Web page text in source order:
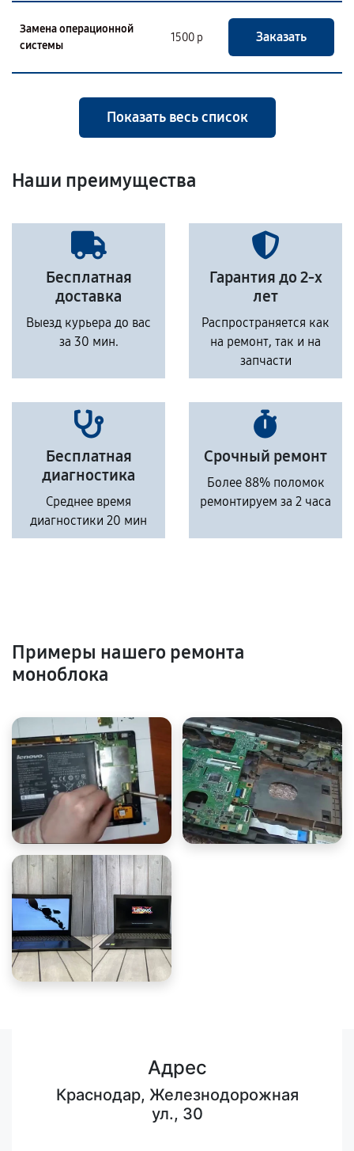
Замена операционной
системы
1500 р Заказать
Показать весь список
Наши преимущества
Бесплатная
доставка
Выезд курьера до вас
за 30 мин.
Гарантия до 2-х
лет
Распространяется как
на ремонт, так и на
запчасти
Бесплатная
диагностика
Среднее время
диагностики 20 мин
Срочный ремонт
Более 88% поломок
ремонтируем за 2 часа
Примеры нашего ремонта
моноблока
Адрес
Краснодар, Железнодорожная
ул., 30